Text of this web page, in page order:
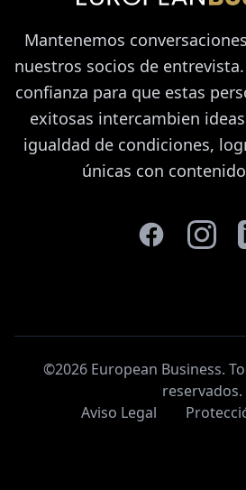
Mantenemos
nuestros socios de
confianza para que estas
exitosas intercambien
igualdad de condiciones,
únicas con
©2026 European Business.
reservados.
Aviso Legal